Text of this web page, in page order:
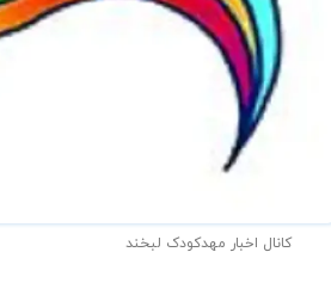
کانال اخبار مهدکودک لبخند